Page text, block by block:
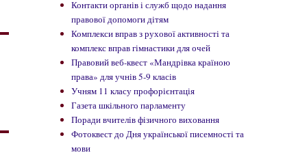
Контакти органів і служб щодо надання
правової допомоги дітям
Комплекси вправ з рухової активності та
комплекс вправ гімнастики для очей
Правовий веб-квест «Мандрівка країною
права» для учнів 5-9 класів
Учням 11 класу профорієнтація
Газета шкільного парламенту
Поради вчителів фізичного виховання
Фотоквест до Дня української писемності та
мови